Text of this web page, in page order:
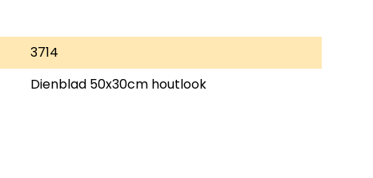
3714
Dienblad 50x30cm houtlook